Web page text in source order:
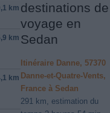
km
km
km
destinations de
voyage en
Sedan
Itinéraire Danne, 57370
Danne-et-Quatre-Vents,
France à Sedan
291 km, estimation du